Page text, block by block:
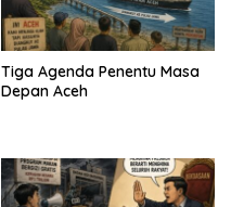
Tiga Agenda Penentu Masa
Depan Aceh